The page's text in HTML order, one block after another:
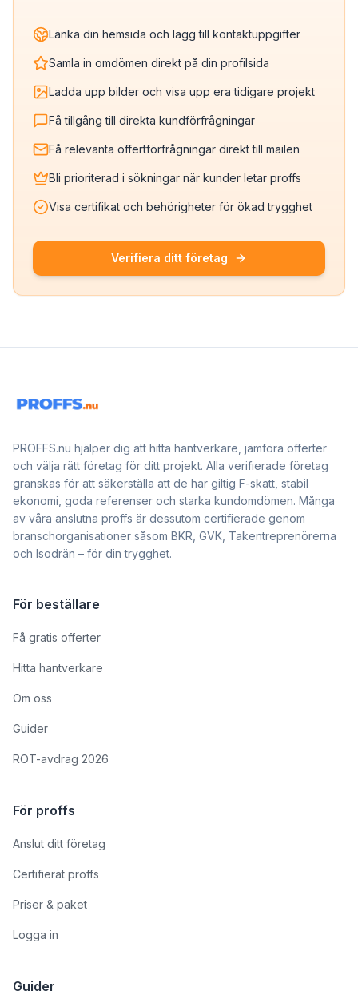
Länka din hemsida och lägg till kontaktuppgifter
Samla in omdömen direkt på din profilsida
Ladda upp bilder och visa upp era tidigare projekt
Få tillgång till direkta kundförfrågningar
Få relevanta offertförfrågningar direkt till mailen
Bli prioriterad i sökningar när kunder letar proffs
Visa certifikat och behörigheter för ökad trygghet
Verifiera ditt företag
PROFFS.nu hjälper dig att hitta hantverkare, jämföra offerter
och välja rätt företag för ditt projekt. Alla verifierade företag
granskas för att säkerställa att de har giltig F-skatt, stabil
ekonomi, goda referenser och starka kundomdömen. Många
av våra anslutna proffs är dessutom certifierade genom
branschorganisationer såsom BKR, GVK, Takentreprenörerna
och Isodrän – för din trygghet.
För beställare
Få gratis offerter
Hitta hantverkare
Om oss
Guider
ROT-avdrag 2026
För proffs
Anslut ditt företag
Certifierat proffs
Priser & paket
Logga in
Guider